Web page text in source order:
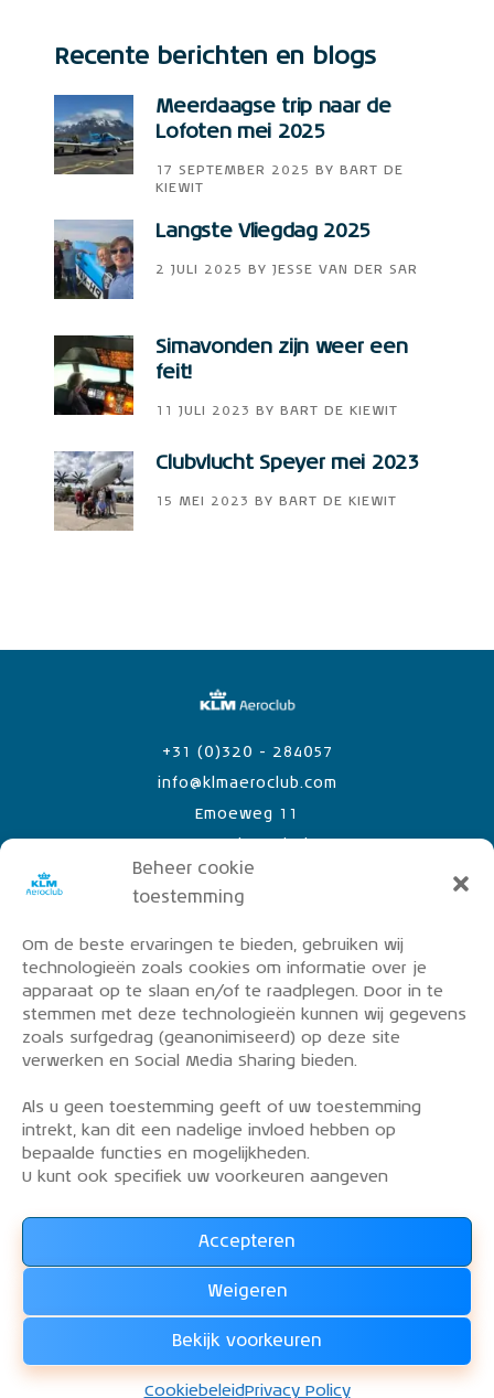
Beheer cookie
toestemming
Om de beste ervaringen te bieden, gebruiken wij
technologieën zoals cookies om informatie over je
apparaat op te slaan en/of te raadplegen. Door in te
stemmen met deze technologieën kunnen wij gegevens
zoals surfgedrag (geanonimiseerd) op deze site
verwerken en Social Media Sharing bieden.
Als u geen toestemming geeft of uw toestemming
intrekt, kan dit een nadelige invloed hebben op
bepaalde functies en mogelijkheden.
U kunt ook specifiek uw voorkeuren aangeven
Accepteren
Weigeren
Bekijk voorkeuren
Cookiebeleid Privacy Policy
Recente berichten en blogs
Meerdaagse trip naar de
Lofoten mei 2025
17 SEPTEMBER 2025 BY
BART DE
KIEWIT
Langste Vliegdag 2025
2 JULI 2025 BY JESSE VAN DER SAR
Simavonden zijn weer een
feit!
11 JULI 2023 BY BART DE KIEWIT
Clubvlucht Speyer mei 2023
15 MEI 2023 BY BART DE KIEWIT
Emoeweg 11
info@klmaeroclub.com
+31 (0)320 - 284057
PRIVACY POLICY
OVER DE KLM AEROCLUB
VLIEGLESSEN
VLOOT
Word lid van de KLM Aeroclub. Basis lid, simulator
lid of vliegend lid. Ook niet KLM-ers zijn welkom!
Lees alles over het lidmaatschap van de KLM Aeroclub
WORD LID !!!
© 2026. Alle rechten voorbehouden.